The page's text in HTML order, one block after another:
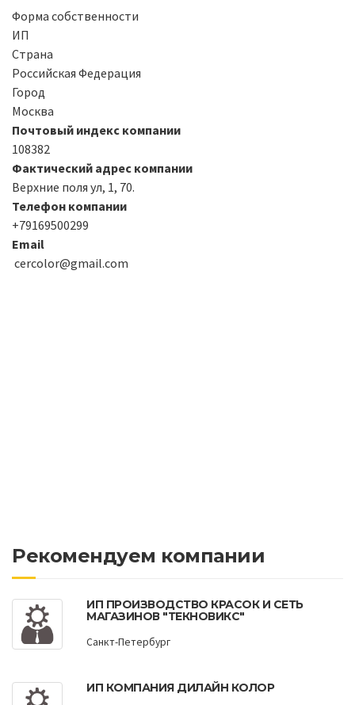
Форма собственности
ИП
Страна
Российская Федерация
Город
Москва
Почтовый индекс компании
108382
Фактический адрес компании
Верхние поля ул, 1, 70.
Телефон компании
+79169500299
Email
cercolor@gmail.com
Рекомендуем компании
ИП ПРОИЗВОДСТВО КРАСОК И СЕТЬ
МАГАЗИНОВ "ТЕКНОВИКС"
Санкт-Петербург
ИП КОМПАНИЯ ДИЛАЙН КОЛОР